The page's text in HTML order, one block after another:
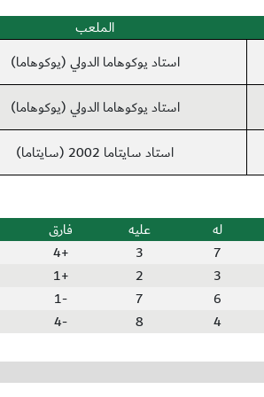
الملعب
استاد يوكوهاما الدولي (يوكوهاما)
استاد يوكوهاما الدولي (يوكوهاما)
استاد سايتاما 2002 (سايتاما)
له عليه فارق
7
3
+4
3
2
+1
6
7
-1
4
8
-4